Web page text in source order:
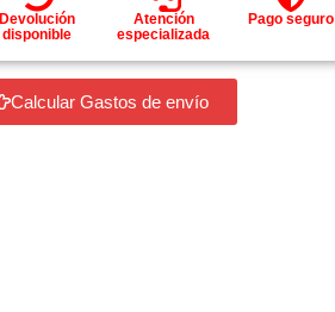
Devolución
disponible
Atención
especializada
Pago seguro
Calcular Gastos de envío